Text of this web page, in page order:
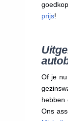
prijs!
Of je
hebben
Ons